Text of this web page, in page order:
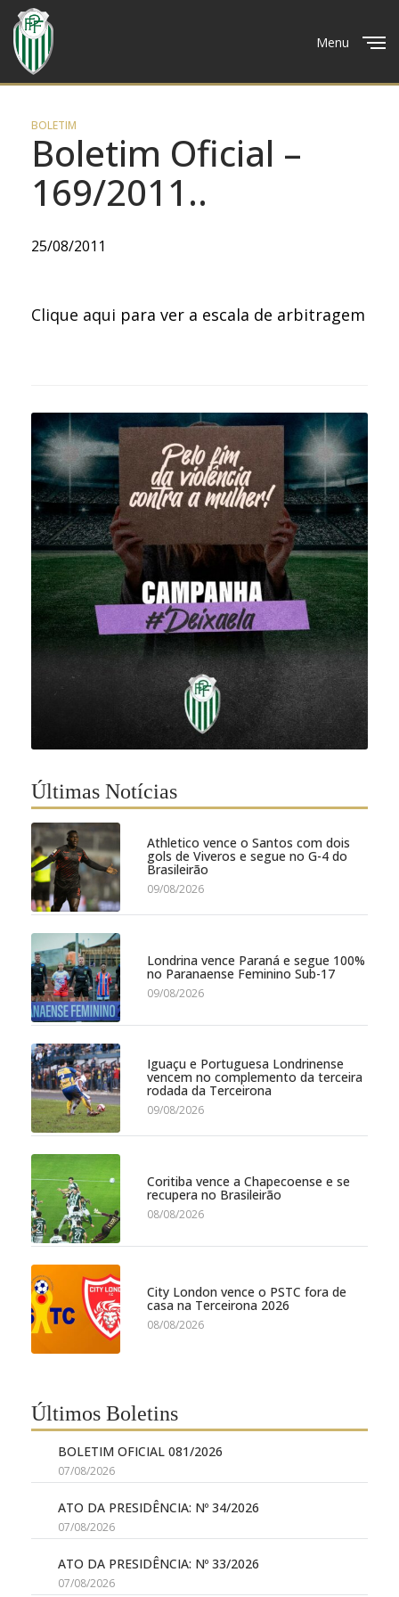
Menu
BOLETIM
Boletim Oficial –
169/2011..
25/08/2011
Clique aqui para ver a escala de arbitragem
Últimas Notícias
Athletico vence o Santos com dois
gols de Viveros e segue no G-4 do
Brasileirão
09/08/2026
Londrina vence Paraná e segue 100%
no Paranaense Feminino Sub-17
09/08/2026
Iguaçu e Portuguesa Londrinense
vencem no complemento da terceira
rodada da Terceirona
09/08/2026
Coritiba vence a Chapecoense e se
recupera no Brasileirão
08/08/2026
City London vence o PSTC fora de
casa na Terceirona 2026
08/08/2026
Últimos Boletins
BOLETIM OFICIAL 081/2026
07/08/2026
ATO DA PRESIDÊNCIA: Nº 34/2026
07/08/2026
ATO DA PRESIDÊNCIA: Nº 33/2026
07/08/2026